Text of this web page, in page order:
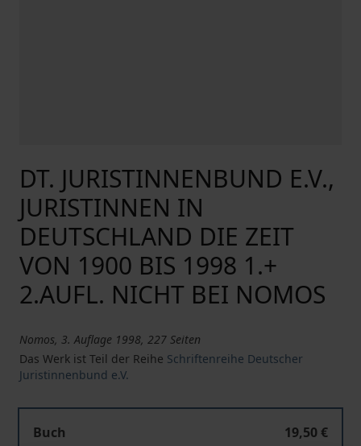
DT. JURISTINNENBUND E.V.,
JURISTINNEN IN
DEUTSCHLAND DIE ZEIT
VON 1900 BIS 1998 1.+
2.AUFL. NICHT BEI NOMOS
Nomos, 3. Auflage 1998, 227 Seiten
Das Werk ist Teil der Reihe Schriftenreihe Deutscher
Juristinnenbund e.V.
Buch
19,50 €